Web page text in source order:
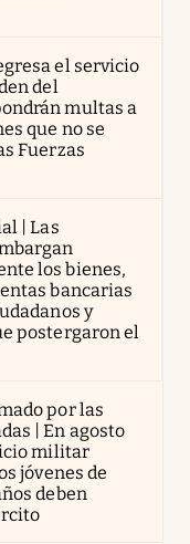
el servicio
del
multas a
que no se
Fuerzas
| Las
los bienes,
bancarias
y
postergaron el
por las
| En agosto
militar
jóvenes de
deben